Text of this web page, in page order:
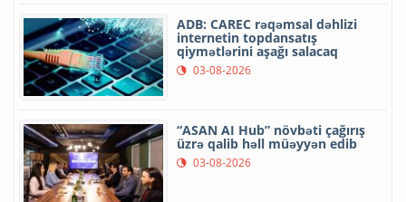
ADB: CAREC rəqəmsal dəhlizi
internetin topdansatış
qiymətlərini aşağı salacaq
03-08-2026
“ASAN AI Hub” növbəti çağırış
üzrə qalib həll müəyyən edib
03-08-2026